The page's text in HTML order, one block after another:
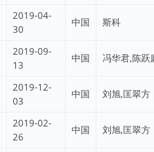
2019-04-
30
中国 斯科
2019-09-
13
中国 冯华君,陈跃
2019-12-
03
中国 刘旭,匡翠方
2019-02-
26
中国 刘旭,匡翠方